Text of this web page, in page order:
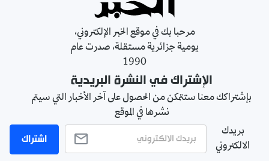
مرحبا بك في موقع الخبر الإلكتروني،
يومية جزائرية مستقلة، صدرت عام
1990
الإشتراك في النشرة البريدية
بإشتراكك معنا ستتمكن من الحصول على آخر الأخبار التي سيتم
نشرها في الموقع
بريدك
الالكتروني
اشتراك